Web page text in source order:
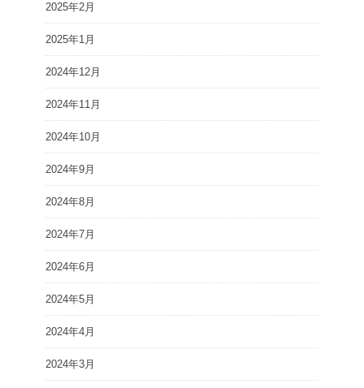
2025年2月
2025年1月
2024年12月
2024年11月
2024年10月
2024年9月
2024年8月
2024年7月
2024年6月
2024年5月
2024年4月
2024年3月